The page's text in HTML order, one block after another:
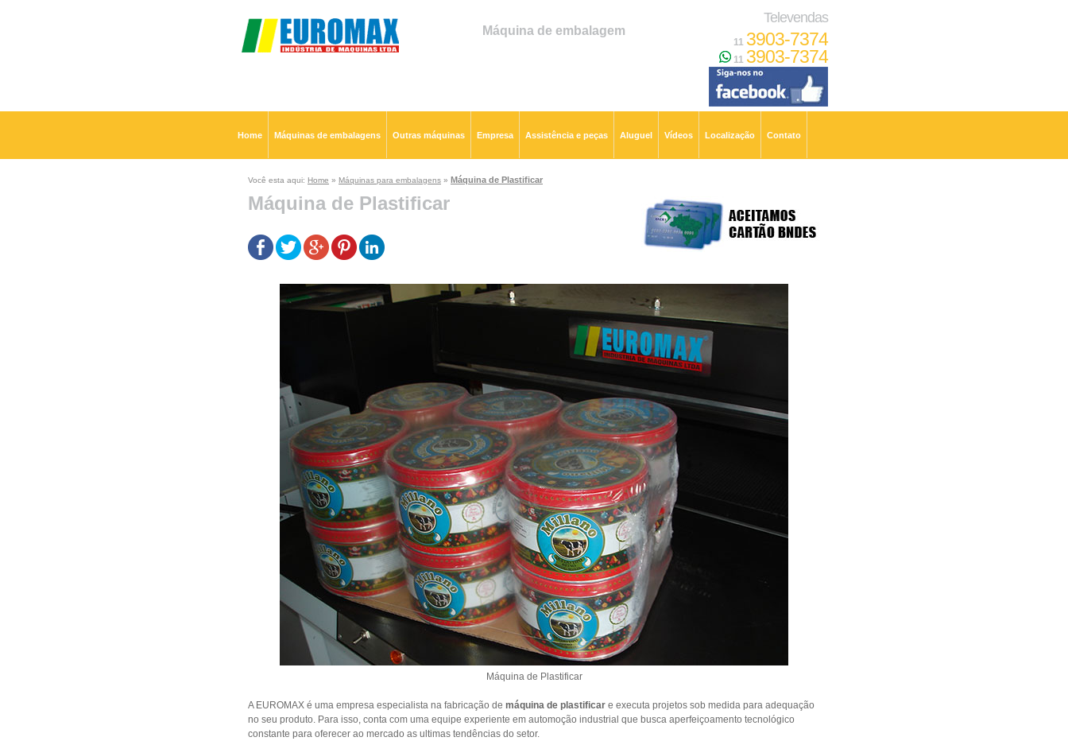
Televendas
11 3903-7374
11 3903-7374
Máquina de embalagem
Home Máquinas de embalagens Outras máquinas Empresa Assistência e peças Aluguel Vídeos Localização Contato
Você esta aqui: Home » Máquinas para embalagens » Máquina de Plastificar
Máquina de Plastificar
Máquina de Plastificar
A EUROMAX é uma empresa especialista na fabricação de máquina de plastificar e executa projetos sob medida para adequação
no seu produto. Para isso, conta com uma equipe experiente em automoção industrial que busca aperfeiçoamento tecnológico
constante para oferecer ao mercado as ultimas tendências do setor.